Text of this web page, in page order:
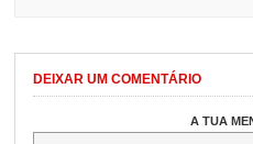
DEIXAR UM COMENTÁRIO
A TUA